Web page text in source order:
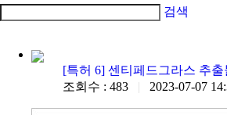
검색
[특허 6] 센티페드그라스 추
조회수 : 483
| 2023-07-07